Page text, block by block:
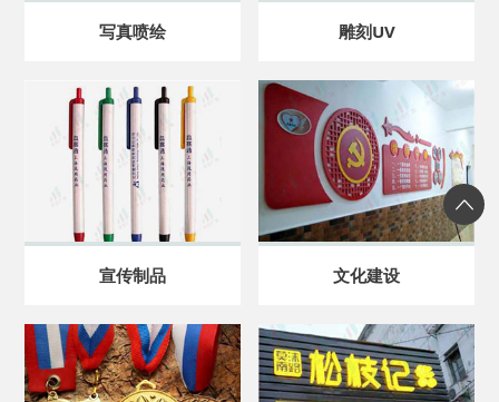
写真喷绘 雕刻UV
宣传制品 文化建设